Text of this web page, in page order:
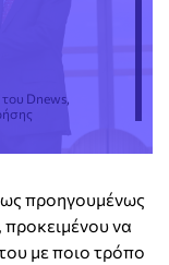
Dnews,
προηγουμένως
προκειμένου να
με ποιο τρόπο